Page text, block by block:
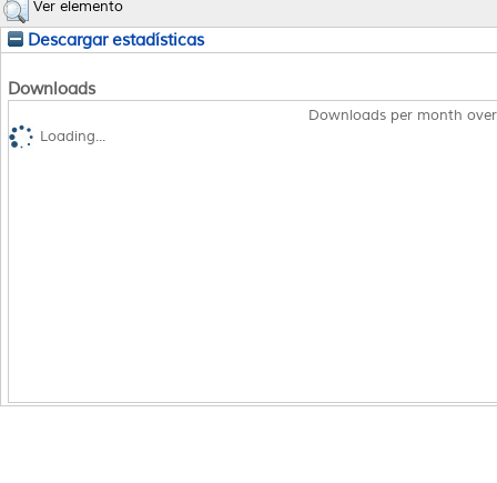
Ver elemento
Descargar estadísticas
Downloads
Downloads per month
Loading...